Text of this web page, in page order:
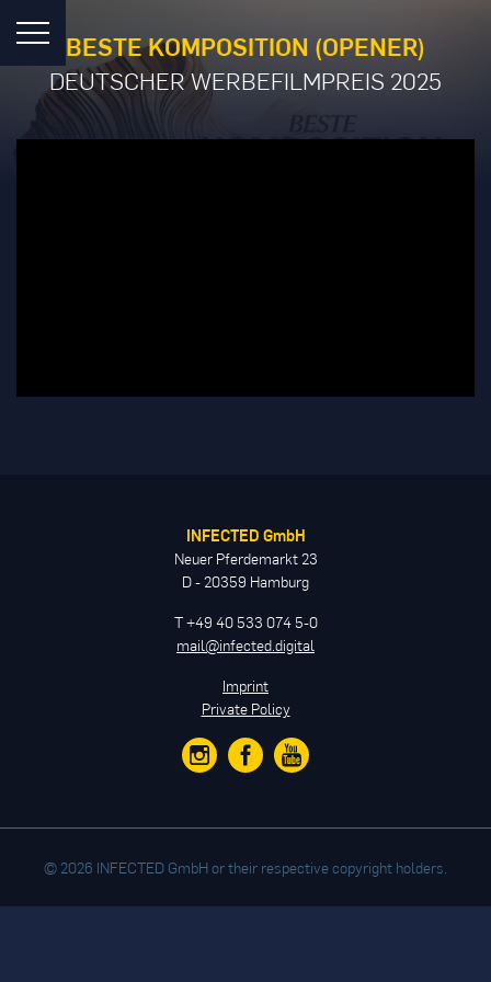
BESTE KOMPOSITION (OPENER)
DEUTSCHER WERBEFILMPREIS 2025
INFECTED GmbH
Neuer Pferdemarkt 23
D - 20359 Hamburg
T +49 40 533 074 5-0
mail@infected.digital
Imprint
Private Policy
© 2026 INFECTED GmbH or their respective copyright holders.